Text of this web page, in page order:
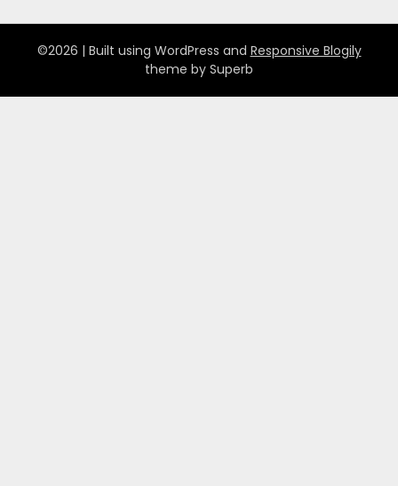
©2026 | Built using WordPress and Responsive Blogily
theme by Superb